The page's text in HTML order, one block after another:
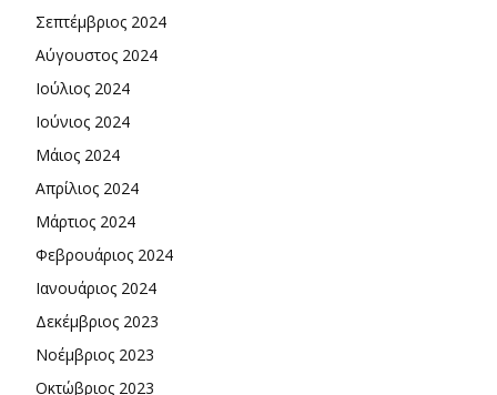
Σεπτέμβριος 2024
Αύγουστος 2024
Ιούλιος 2024
Ιούνιος 2024
Μάιος 2024
Απρίλιος 2024
Μάρτιος 2024
Φεβρουάριος 2024
Ιανουάριος 2024
Δεκέμβριος 2023
Νοέμβριος 2023
Οκτώβριος 2023